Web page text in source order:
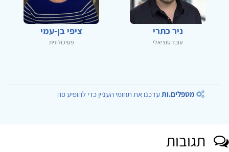
ניר כתרי
עובד סוציאלי
ציפי בן-עמי
פסיכולוגית
מטפלים.ותעדכנו את תחומי העניין כדי להופיע פה
תגובות